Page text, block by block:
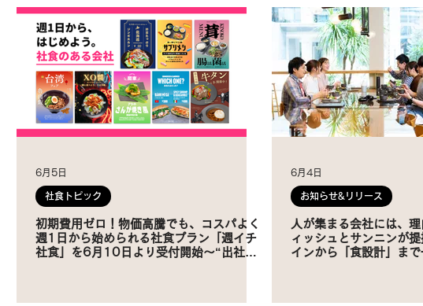
6月5日
社食トピック
初期費用ゼロ！物価高騰でも、コスパよく
週1日から始められる社食プラン「週イチ
社食」を6月10日より受付開始〜“出社し
6月4日
お知らせ&リリース
人が集まる会社には、
ィッシュとサンニンが
インから「食設計」ま